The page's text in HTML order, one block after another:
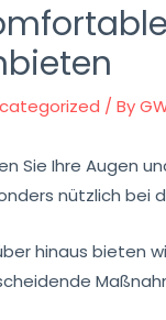
/ By
Sie Ihre Augen
nützlich bei
hinaus bieten